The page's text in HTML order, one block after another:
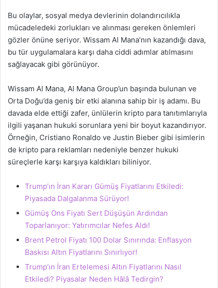
Bu olaylar, sosyal medya devlerinin dolandırıcılıkla
mücadeledeki zorlukları ve alınması gereken önlemleri
gözler önüne seriyor. Wissam Al Mana’nın kazandığı dava,
bu tür uygulamalara karşı daha ciddi adımlar atılmasını
sağlayacak gibi görünüyor.
Wissam Al Mana, Al Mana Group’un başında bulunan ve
Orta Doğu’da geniş bir etki alanına sahip bir iş adamı. Bu
davada elde ettiği zafer, ünlülerin kripto para tanıtımlarıyla
ilgili yaşanan hukuki sorunlara yeni bir boyut kazandırıyor.
Örneğin, Cristiano Ronaldo ve Justin Bieber gibi isimlerin
de kripto para reklamları nedeniyle benzer hukuki
süreçlerle karşı karşıya kaldıkları biliniyor.
Trump’ın İran Kararı Gümüş Fiyatlarını Etkiledi:
Piyasada Dalgalanma Sürüyor!
Gümüş Ons Fiyatı Sert Düşüşün Ardından
Toparlanıyor: Yatırımcılar Nefes Aldı!
Brent Petrol Fiyatı 100 Dolar Sınırında: Enflasyon
Baskısı Altın Fiyatlarını Sınırlıyor!
Trump’ın İran Ertelemesi Altın Fiyatlarını Nasıl
Etkiledi? Piyasalar Neden Hâlâ Tedirgin?